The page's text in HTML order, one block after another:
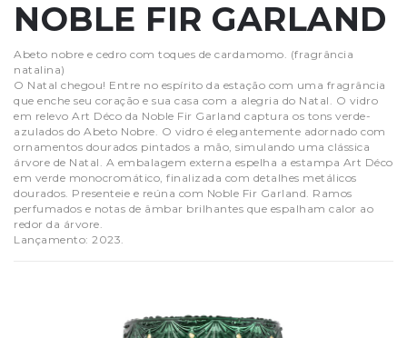
NOBLE FIR GARLAND
Abeto nobre e cedro com toques de cardamomo. (fragrância
natalina)
O Natal chegou! Entre no espírito da estação com uma fragrância
que enche seu coração e sua casa com a alegria do Natal. O vidro
em relevo Art Déco da Noble Fir Garland captura os tons verde-
azulados do Abeto Nobre. O vidro é elegantemente adornado com
ornamentos dourados pintados a mão, simulando uma clássica
árvore de Natal. A embalagem externa espelha a estampa Art Déco
em verde monocromático, finalizada com detalhes metálicos
dourados. Presenteie e reúna com Noble Fir Garland. Ramos
perfumados e notas de âmbar brilhantes que espalham calor ao
redor da árvore.
Lançamento: 2023.